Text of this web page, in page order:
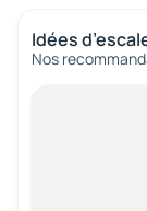
Idées
Nos